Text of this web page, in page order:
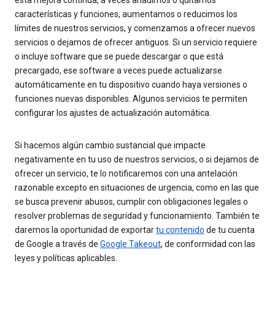
características y funciones, aumentamos o reducimos los
límites de nuestros servicios, y comenzamos a ofrecer nuevos
servicios o dejamos de ofrecer antiguos. Si un servicio requiere
o incluye software que se puede descargar o que está
precargado, ese software a veces puede actualizarse
automáticamente en tu dispositivo cuando haya versiones o
funciones nuevas disponibles. Algunos servicios te permiten
configurar los ajustes de actualización automática.
Si hacemos algún cambio sustancial que impacte
negativamente en tu uso de nuestros servicios, o si dejamos de
ofrecer un servicio, te lo notificaremos con una antelación
razonable excepto en situaciones de urgencia, como en las que
se busca prevenir abusos, cumplir con obligaciones legales o
resolver problemas de seguridad y funcionamiento. También te
daremos la oportunidad de exportartu contenido de tu cuenta
de Google a través de Google Takeout, de conformidad con las
leyes y políticas aplicables.